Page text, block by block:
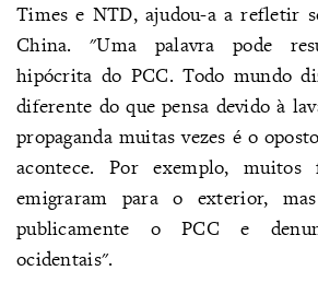
Times e NTD, ajudou-a a refletir
China. "Uma palavra pode
hipócrita do PCC. Todo mundo
diferente do que pensa devido à
propaganda muitas vezes é o
acontece. Por exemplo,
emigraram para o exterior,
publicamente o PCC e
ocidentais".